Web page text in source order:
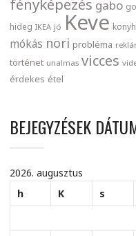
fényképezés gabo
hideg IKEA jó Keve
mókás nori probléma
történet unalmas vicces
érdekes étel
BEJEGYZÉSEK
2026. augusztus
h
K s